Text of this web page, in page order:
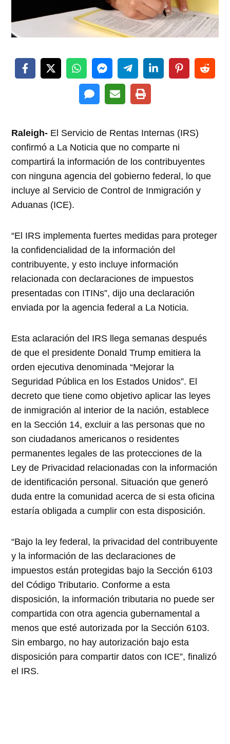
Raleigh- El Servicio de Rentas Internas (IRS)
confirmó a La Noticia que no comparte ni
compartirá la información de los contribuyentes
con ninguna agencia del gobierno federal, lo que
incluye al Servicio de Control de Inmigración y
Aduanas (ICE).
“El IRS implementa fuertes medidas para proteger
la confidencialidad de la información del
contribuyente, y esto incluye información
relacionada con declaraciones de impuestos
presentadas con ITINs”, dijo una declaración
enviada por la agencia federal a La Noticia.
Esta aclaración del IRS llega semanas después
de que el presidente Donald Trump emitiera la
orden ejecutiva denominada “Mejorar la
Seguridad Pública en los Estados Unidos”. El
decreto que tiene como objetivo aplicar las leyes
de inmigración al interior de la nación, establece
en la Sección 14, excluir a las personas que no
son ciudadanos americanos o residentes
permanentes legales de las protecciones de la
Ley de Privacidad relacionadas con la información
de identificación personal. Situación que generó
duda entre la comunidad acerca de si esta oficina
estaría obligada a cumplir con esta disposición.
“Bajo la ley federal, la privacidad del contribuyente
y la información de las declaraciones de
impuestos están protegidas bajo la Sección 6103
del Código Tributario. Conforme a esta
disposición, la información tributaria no puede ser
compartida con otra agencia gubernamental a
menos que esté autorizada por la Sección 6103.
Sin embargo, no hay autorización bajo esta
disposición para compartir datos con ICE”, finalizó
el IRS.